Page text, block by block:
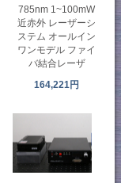
785nm 1~100mW
近赤外 レーザーシ
ステム オールイン
ワンモデル ファイ
バ結合レーザ
164,221円